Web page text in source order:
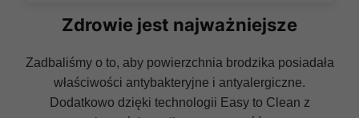
Zdrowie jest najważniejsze
Zadbaliśmy o to, aby powierzchnia brodzika posiadała
właściwości antybakteryjne i antyalergiczne.
Dodatkowo dzięki technologii Easy to Clean z